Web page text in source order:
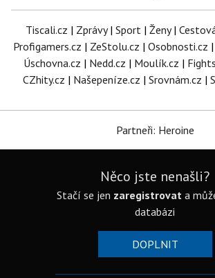
Tiscali.cz | Zprávy| Sport | Ženy|
Profigamers.cz | ZeStolu.cz | Osobnosti.cz |
Úschovna.cz | Nedd.cz | Moulík.cz |
CZhity.cz | Našepeníze.cz | Srovnám.cz |
Partneři: Heroine
Něco jste nenašli?
Stačí se jen zaregistrovat a
databázi
DOPLNIT